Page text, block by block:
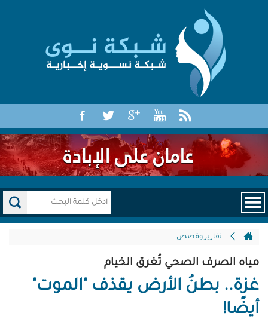
تقارير وقصص
مياه الصرف الصحي تُغرق الخيام
غزة.. بطنُ الأرض يقذف "الموت"
أيضًا!